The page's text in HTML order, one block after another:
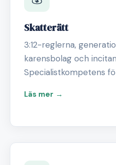
Skatterätt
3:12-reglerna,
karensbolag och
Specialistkompetens
Läs mer →